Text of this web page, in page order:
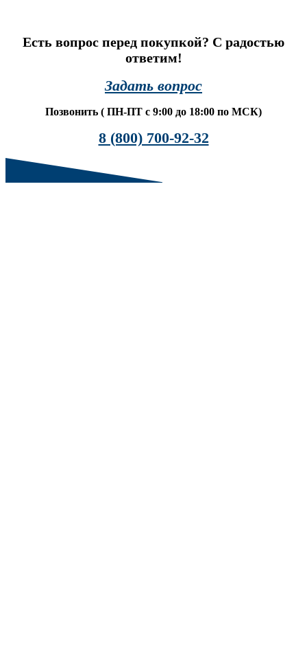
Есть вопрос перед покупкой? С радостью
ответим!
Задать вопрос
Позвонить ( ПН-ПТ с 9:00 до 18:00 по МСК)
8 (800) 700-92-32